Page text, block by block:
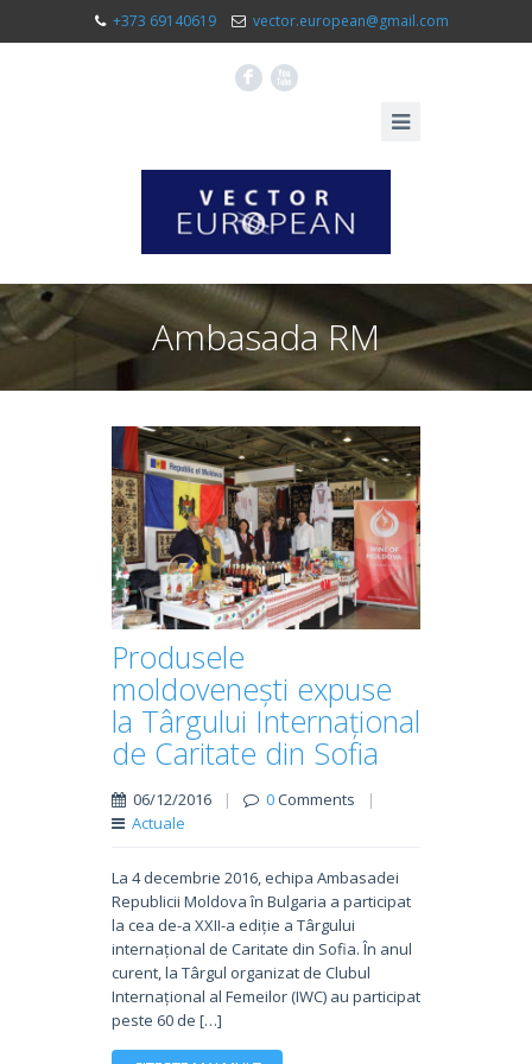
+373 69140619 vector.european@gmail.com
F X
Ambasada RM
Produsele
moldovenești expuse
la Târgului Internațional
de Caritate din Sofia
06/12/2016 | 0Comments
|
Actuale
La 4 decembrie 2016, echipa Ambasadei
Republicii Moldova în Bulgaria a participat
la cea de-a XXII-a ediție a Târgului
internațional de Caritate din Sofia. În anul
curent, la Târgul organizat de Clubul
Internațional al Femeilor (IWC) au participat
peste 60 de […]